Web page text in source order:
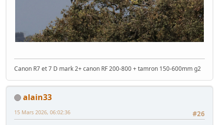
Canon R7 et 7 D mark 2+ canon RF 200-800 + tamron 150-600mm g2
alain33
#26
15 Mars 2026, 06:02:36